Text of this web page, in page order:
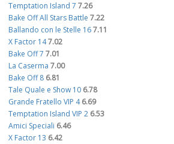
Temptation Island 7 7.26
Bake Off All Stars Battle 7.22
Ballando con le Stelle 167.11
X Factor 147.02
Bake Off 7 7.01
La Caserma 7.00
Bake Off 8 6.81
Tale Quale e Show 10 6.78
Grande Fratello VIP 4 6.69
Temptation Island VIP 2 6.53
Amici Speciali 6.46
X Factor 13 6.42